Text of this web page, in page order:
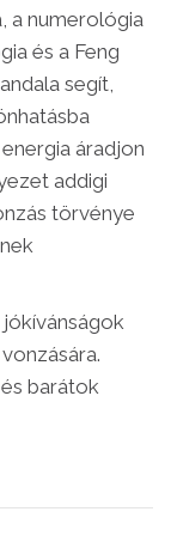
a numerológia
és a Feng
segít,
áradjon
addigi
törvénye
barátok